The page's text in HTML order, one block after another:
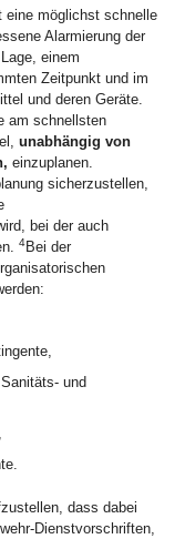
eine möglichst schnelle
Alarmierung der
einem
Zeitpunkt und im
und deren Geräte.
am schnellsten
unabhängig von
einzuplanen.
sicherzustellen,
bei der auch
4Bei der
und
dass dabei
Dienstvorschriften,